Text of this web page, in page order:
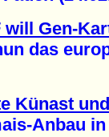
will Gen-
das
Künast
Anbau in